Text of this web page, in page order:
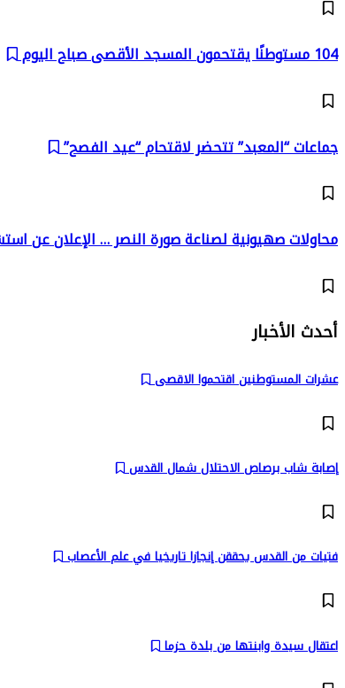
104 مستوطنًا يقتحمون المسجد الأقصى صباح اليوم
جماعات “المعبد” تتحضر لاقتحام “عيد الفصح”
محاولات صهيونية لصناعة صورة النصر … الإعلان عن استشهاد 4 من محرري
أحدث الأخبار
عشرات المستوطنين اقتحموا الاقصى
إصابة شاب برصاص الاحتلال شمال القدس
فتيات من القدس يحققن إنجازا تاريخيا في علم الأعصاب
اعتقال سيدة وابنتها من بلدة حزما